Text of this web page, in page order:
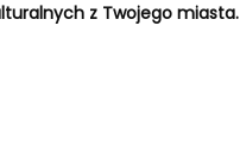
z Twojego miasta.